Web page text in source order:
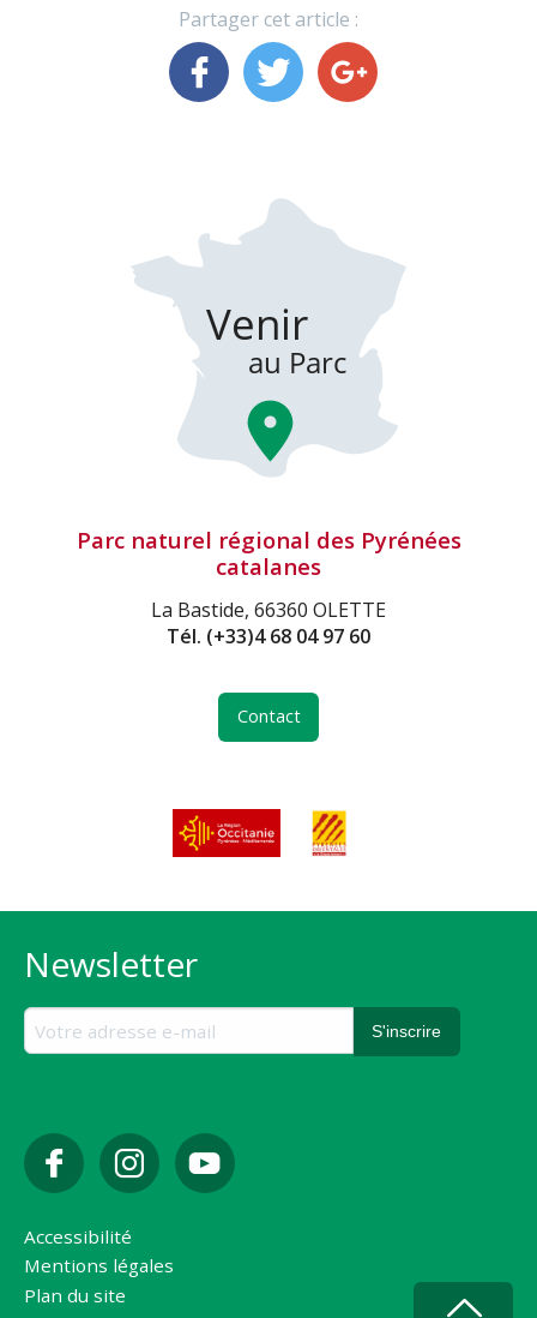
Partager cet article :
Parc naturel régional des Pyrénées
catalanes
La Bastide, 66360 OLETTE
Tél. (+33)4 68 04 97 60
Contact
Newsletter
Accessibilité
Mentions légales
Plan du site